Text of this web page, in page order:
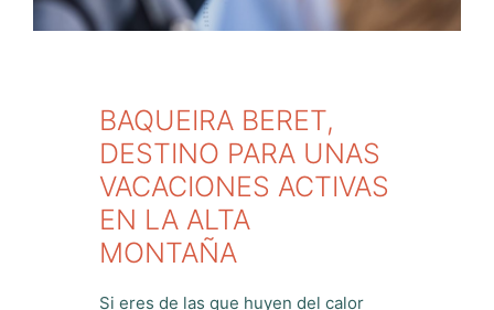
BAQUEIRA BERET,
DESTINO PARA UNAS
VACACIONES ACTIVAS
EN LA ALTA
MONTAÑA
Si eres de las que huyen del calor